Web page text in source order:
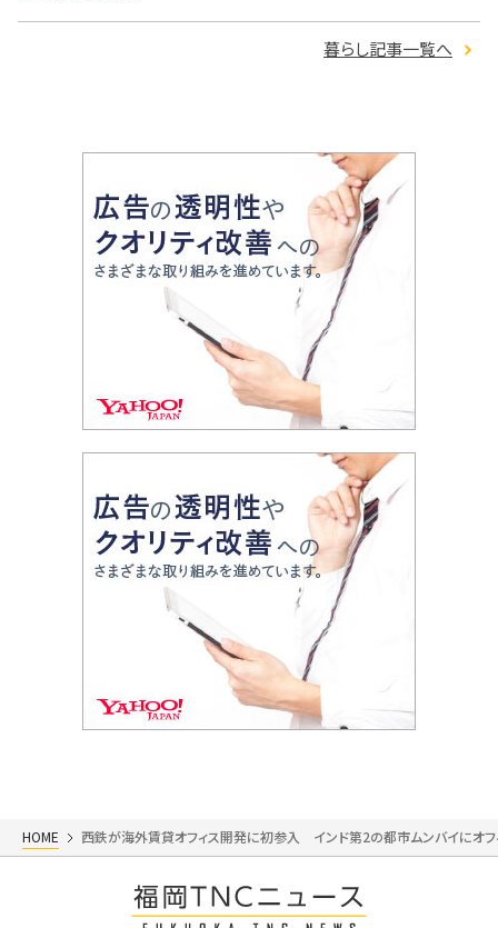
暮らし記事一覧へ
HOME 西鉄が海外賃貸オフィス開発に初参入 インド第2の都市ムンバイに